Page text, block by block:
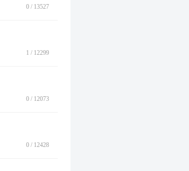
0 / 13527
1 / 12299
0 / 12073
0 / 12428